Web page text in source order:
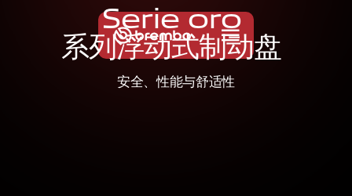
Serie oro
系列浮动式制动盘
安全、性能与舒适性